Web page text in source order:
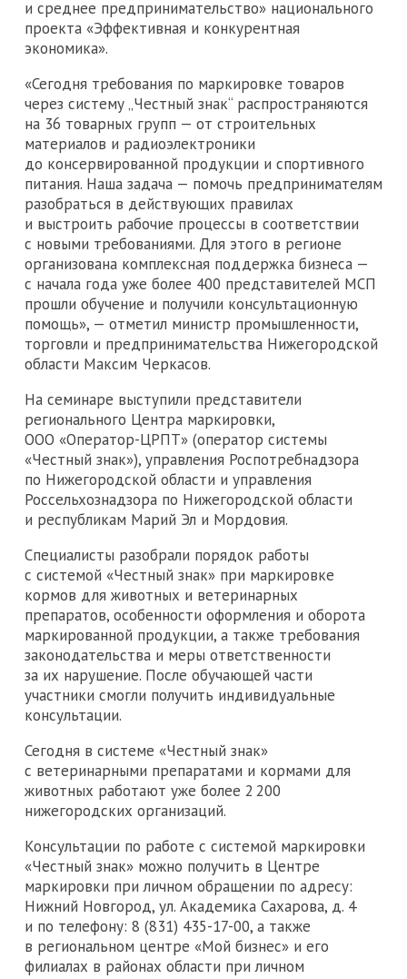
и среднее предпринимательство» национального
проекта «Эффективная и конкурентная
экономика».
«Сегодня требования по маркировке товаров
через систему „Честный знак“ распространяются
на 36 товарных групп — от строительных
материалов и радиоэлектроники
до консервированной продукции и спортивного
питания. Наша задача — помочь предпринимателям
разобраться в действующих правилах
и выстроить рабочие процессы в соответствии
с новыми требованиями. Для этого в регионе
организована комплексная поддержка бизнеса —
с начала года уже более 400 представителей МСП
прошли обучение и получили консультационную
помощь», — отметил министр промышленности,
торговли и предпринимательства Нижегородской
области Максим Черкасов.
На семинаре выступили представители
регионального Центра маркировки,
ООО «Оператор-ЦРПТ» (оператор системы
«Честный знак»), управления Роспотребнадзора
по Нижегородской области и управления
Россельхознадзора по Нижегородской области
и республикам Марий Эл и Мордовия.
Специалисты разобрали порядок работы
с системой «Честный знак» при маркировке
кормов для животных и ветеринарных
препаратов, особенности оформления и оборота
маркированной продукции, а также требования
законодательства и меры ответственности
за их нарушение. После обучающей части
участники смогли получить индивидуальные
консультации.
Сегодня в системе «Честный знак»
с ветеринарными препаратами и кормами для
животных работают уже более 2 200
нижегородских организаций.
Консультации по работе с системой маркировки
«Честный знак» можно получить в Центре
маркировки при личном обращении по адресу:
Нижний Новгород, ул. Академика Сахарова, д. 4
и по телефону: 8 (831) 435-17-00, а также
в региональном центре «Мой бизнес» и его
филиалах в районах области при личном